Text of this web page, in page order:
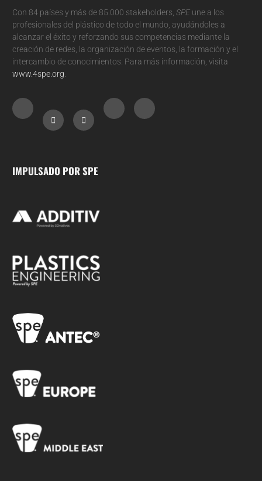
Con 84 países y más de 85.000 stakeholders, SPEune a los
profesionales del plástico de todo el mundo, ayudándoles a
alcanzar el éxito y reforzando sus competencias mediante la
creación de redes, la organización de eventos, la formación y el
intercambio de conocimientos. Para más información, visita
www.4spe.org
IMPULSADO POR SPE